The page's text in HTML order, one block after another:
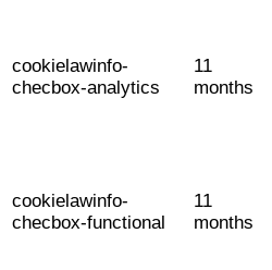
cookielawinfo-
checbox-analytics
11
months
cookielawinfo-
checbox-functional
11
months